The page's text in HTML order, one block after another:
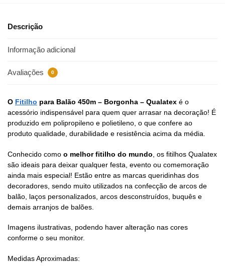
Descrição
Informação adicional
Avaliações 0
O Fitilho para Balão 450m – Borgonha – Qualatex é o
acessório indispensável para quem quer arrasar na decoração! É
produzido em polipropileno e polietileno, o que confere ao
produto qualidade, durabilidade e resistência acima da média.
Conhecido como o melhor fitilho do mundo , os fitilhos Qualatex
são ideais para deixar qualquer festa, evento ou comemoração
ainda mais especial! Estão entre as marcas queridinhas dos
decoradores, sendo muito utilizados na confecção de arcos de
balão, laços personalizados, arcos desconstruídos, buquês e
demais arranjos de balões.
Imagens ilustrativas, podendo haver alteração nas cores
conforme o seu monitor.
Medidas Aproximadas: